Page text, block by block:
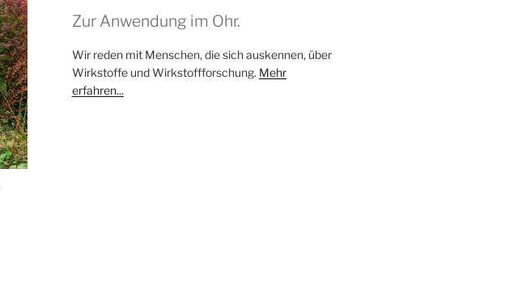
Zur Anwendung im Ohr.
Wir reden mit Menschen, die sich auskennen, über
Wirkstoffe und Wirkstoffforschung. Mehr
erfahren...